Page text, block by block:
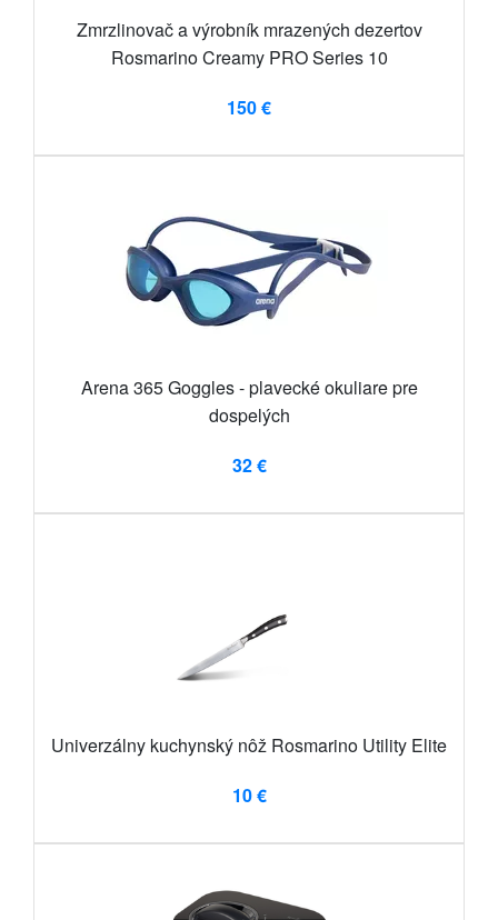
Zmrzlinovač a výrobník mrazených dezertov
Rosmarino Creamy PRO Series 10
150 €
Arena 365 Goggles - plavecké okuliare pre
dospelých
32 €
Univerzálny kuchynský nôž Rosmarino Utility Elite
10 €